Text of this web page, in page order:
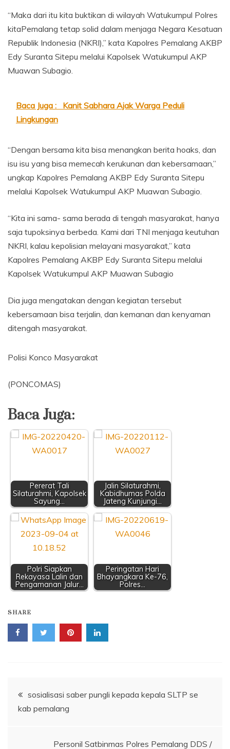
“Maka dari itu kita buktikan di wilayah Watukumpul Polres
kitaPemalang tetap solid dalam menjaga Negara Kesatuan
Republik Indonesia (NKRI),” kata Kapolres Pemalang AKBP
Edy Suranta Sitepu melalui Kapolsek Watukumpul AKP
Muawan Subagio.
Baca Juga :
Kanit Sabhara Ajak Warga Peduli
Lingkungan
“Dengan bersama kita bisa menangkan berita hoaks, dan
isu isu yang bisa memecah kerukunan dan kebersamaan,”
ungkap Kapolres Pemalang AKBP Edy Suranta Sitepu
melalui Kapolsek Watukumpul AKP Muawan Subagio.
“Kita ini sama- sama berada di tengah masyarakat, hanya
saja tupoksinya berbeda. Kami dari TNI menjaga keutuhan
NKRI, kalau kepolisian melayani masyarakat,” kata
Kapolres Pemalang AKBP Edy Suranta Sitepu melalui
Kapolsek Watukumpul AKP Muawan Subagio
Dia juga mengatakan dengan kegiatan tersebut
kebersamaan bisa terjalin, dan kemanan dan kenyaman
ditengah masyarakat.
Polisi Konco Masyarakat
(PONCOMAS)
Baca Juga:
Pererat Tali
Silaturahmi, Kapolsek
Sayung…
Jalin Silaturahmi,
Kabidhumas Polda
Jateng Kunjungi…
Polri Siapkan
Rekayasa Lalin dan
Pengamanan Jalur…
Peringatan Hari
Bhayangkara Ke-76,
Polres…
SHARE
Navigasi
pos
sosialisasi saber pungli kepada kepala SLTP se
kab pemalang
Personil Satbinmas Polres Pemalang DDS /